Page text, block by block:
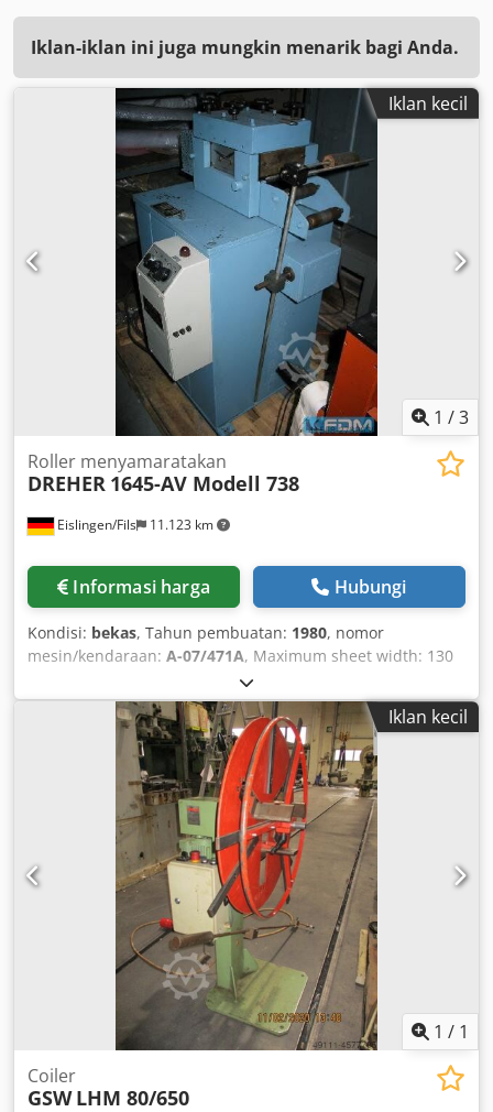
Iklan-iklan ini juga mungkin menarik bagi Anda.
Iklan kecil
1 /3
Eislingen/Fils 11.123 km
Roller menyamaratakan
DREHER 1645-AV Modell 738
Informasi harga Hubungi
Kondisi: bekas, Tahun pembuatan: 1980, nomor
mesin/kendaraan: A-07/471A, Maximum sheet width: 130
mm Straightening roller diameter: 40 mm Number of
straightening rollers: 5 Feeding rollers: 2+2 Minimum
sheet thickness: 0.4 mm Dodocxxx Repfx Ahgeck Maximum
sheet thickness: 3.5 mm Weight: 0.4 t Space requirement
approx.: 0.6 x 0.65 x 1.15 m Strip straightening machine
with integrated infinitely variable VARI drive, reversible
(forward and reverse operation), mode selector switch for
manual and automatic operation, entry roller basket,
analog display for roll position indication, roll position
adjustment via handwheels, automatic loop control, in very
good condition.
Iklan kecil
1 / 1
Coiler
GSW LHM 80/650